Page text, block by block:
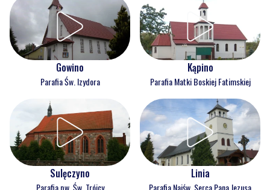
Gowino
Parafia Św. Izydora
Kąpino
Parafia Matki Boskiej Fatimskiej
Sulęczyno Linia